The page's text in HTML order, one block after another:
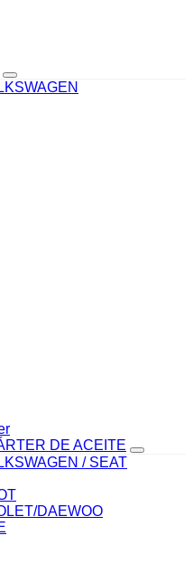
DE ACEITE
/ SEAT
DAEWOO